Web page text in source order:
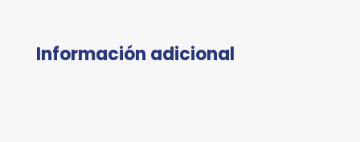
Información adicional